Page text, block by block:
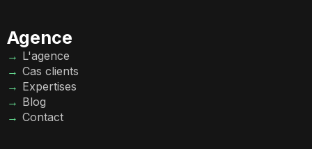
Agence
L'agence
Cas clients
Expertises
Blog
Contact